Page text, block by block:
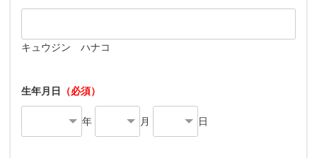
キュウジン ハナコ
生年月日 （必須）
年 月 日